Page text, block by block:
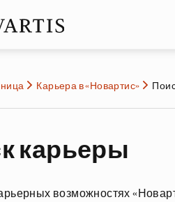
Карьера в «Новартис»
карьеры
возможностях